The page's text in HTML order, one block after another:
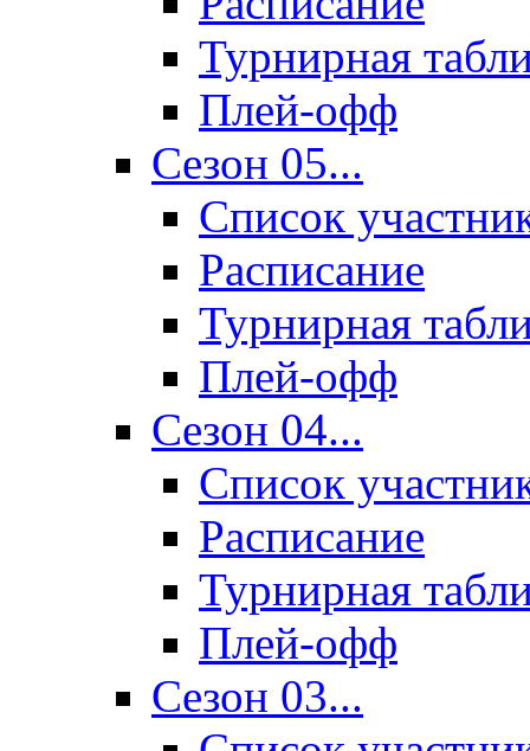
Турнирная
Плей-офф
Сезон 05...
Список
Расписание
Турнирная
Плей-офф
Сезон 04...
Список
Расписание
Турнирная
Плей-офф
Сезон 03...